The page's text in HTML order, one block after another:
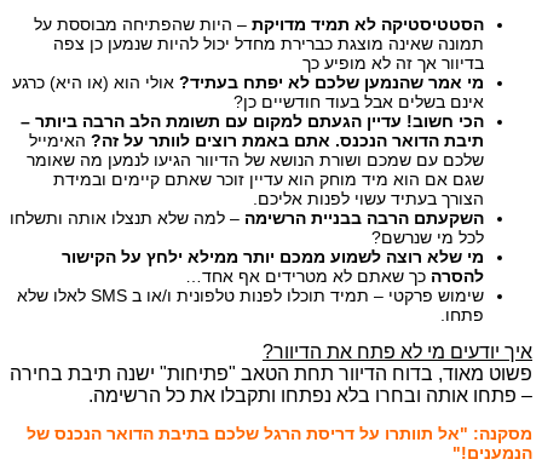
הסטטיסטיקה לא תמיד מדויקת – היות שהפתיחה מבוססת על
תמונה שאינה מוצגת כברירת מחדל יכול להיות שנמען כן צפה
בדיוור אך זה לא מופיע כך
מי אמר שהנמען שלכם לא יפתח בעתיד? אולי הוא (או היא) כרגע
אינם בשלים אבל בעוד חודשיים כן?
הכי חשוב! עדיין הגעתם למקום עם תשומת הלב הרבה ביותר –
תיבת הדואר הנכנס. אתם באמת רוצים לוותר על זה? האימייל
שלכם עם שמכם ושורת הנושא של הדיוור הגיעו לנמען מה שאומר
שגם אם הוא מיד מוחק הוא עדיין זוכר שאתם קיימים ובמידת
הצורך בעתיד עשוי לפנות אליכם.
השקעתם הרבה בבניית הרשימה – למה שלא תנצלו אותה ותשלחו
לכל מי שנרשם?
מי שלא רוצה לשמוע ממכם יותר ממילא ילחץ על הקישור
להסרה כך שאתם לא מטרידים אף אחד…
שימוש פרקטי – תמיד תוכלו לפנות טלפונית ו/או ב SMS לאלו שלא
פתחו.
איך יודעים מי לא פתח את הדיוור?
פשוט מאוד, בדוח הדיוור תחת הטאב "פתיחות" ישנה תיבת בחירה
– פתחו אותה ובחרו בלא נפתחו ותקבלו את כל הרשימה.
מסקנה: "אל תוותרו על דריסת הרגל שלכם בתיבת הדואר הנכנס של
הנמענים!"